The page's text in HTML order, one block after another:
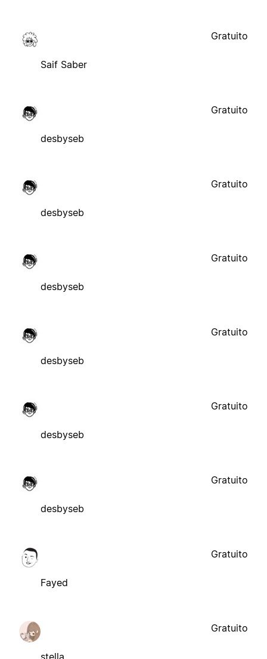
Saif Saber
Gratuito
desbyseb
Gratuito
desbyseb
Gratuito
desbyseb
Gratuito
desbyseb
Gratuito
desbyseb
Gratuito
desbyseb
Gratuito
Fayed
Gratuito
Gratuito